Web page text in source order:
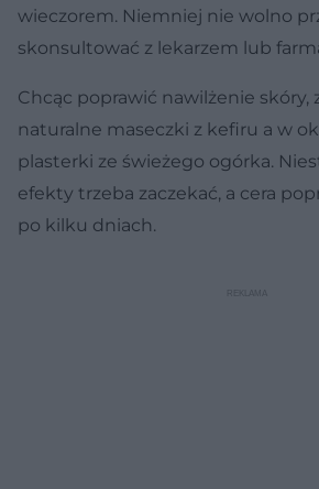
wieczorem. Niemniej nie wolno
skonsultować z lekarzem lub
Chcąc poprawić nawilżenie skóry,
naturalne maseczki z kefiru a w
plasterki ze świeżego ogórka.
efekty trzeba zaczekać, a cera
po kilku dniach.